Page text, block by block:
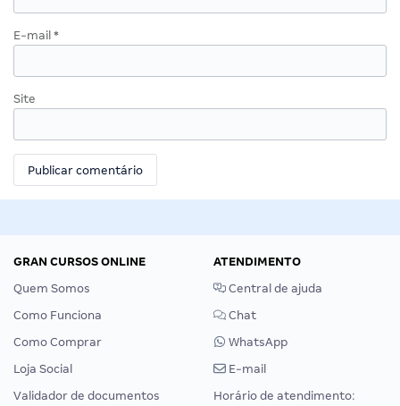
E-mail *
Site
GRAN CURSOS ONLINE
Quem Somos
Como Funciona
Como Comprar
Loja Social
Validador de documentos
ATENDIMENTO
Central de ajuda
Chat
WhatsApp
E-mail
Horário de atendimento: